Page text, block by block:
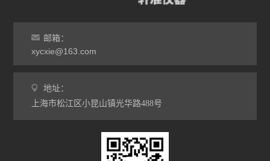
邮箱：
xycxie@163.com
地址：
上海市松江区小昆山镇光华路488号